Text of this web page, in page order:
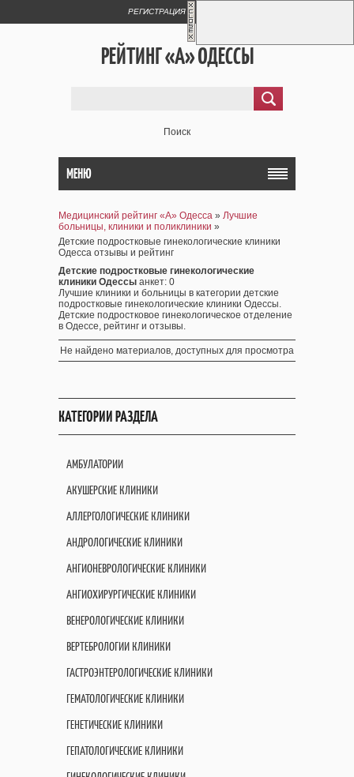
РЕГИСТРАЦИЯ
РЕЙТИНГ «А» ОДЕССЫ
Поиск
МЕНЮ
Медицинский рейтинг «А» Одесса » Лучшие
больницы, клиники и поликлиники »
Детские подростковые гинекологические клиники
Одесса отзывы и рейтинг
Детские подростковые гинекологические
клиники Одессы анкет: 0
Лучшие клиники и больницы в категории детские
подростковые гинекологические клиники Одессы.
Детские подростковое гинекологическое отделение
в Одессе, рейтинг и отзывы.
Не найдено материалов, доступных для просмотра
КАТЕГОРИИ РАЗДЕЛА
АМБУЛАТОРИИ
АКУШЕРСКИЕ КЛИНИКИ
АЛЛЕРГОЛОГИЧЕСКИЕ КЛИНИКИ
АНДРОЛОГИЧЕСКИЕ КЛИНИКИ
АНГИОНЕВРОЛОГИЧЕСКИЕ КЛИНИКИ
АНГИОХИРУРГИЧЕСКИЕ КЛИНИКИ
ВЕНЕРОЛОГИЧЕСКИЕ КЛИНИКИ
ВЕРТЕБРОЛОГИИ КЛИНИКИ
ГАСТРОЭНТЕРОЛОГИЧЕСКИЕ КЛИНИКИ
ГЕМАТОЛОГИЧЕСКИЕ КЛИНИКИ
ГЕНЕТИЧЕСКИЕ КЛИНИКИ
ГЕПАТОЛОГИЧЕСКИЕ КЛИНИКИ